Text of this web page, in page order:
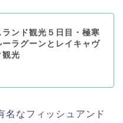
ランド観光５日目・極寒
ーラグーンとレイキャヴ
観光
名なフィッシュアンド